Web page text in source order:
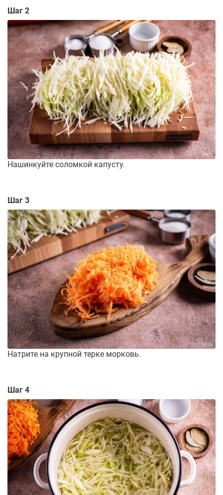
Шаг 2
Нашинкуйте соломкой капусту.
Шаг 3
Натрите на крупной терке морковь.
Шаг 4